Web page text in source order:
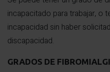
incapacitado para trabajar, o
incapacidad sin haber
discapacidad.
GRADOS DE